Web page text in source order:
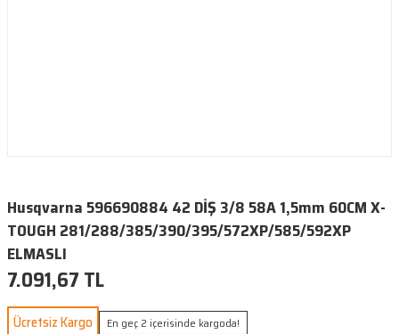
Husqvarna 596690884 42 DİŞ 3/8 58A 1,5mm 60CM X-
TOUGH 281/288/385/390/395/572XP/585/592XP
ELMASLI
7.091,67 TL
Ücretsiz Kargo En geç 2 içerisinde kargoda!